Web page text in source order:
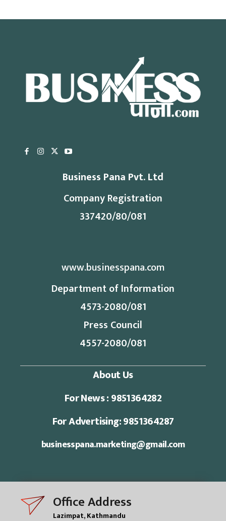
Business Pana Pvt. Ltd
Company Registration
337420/80/081
www.businesspana.com
Department of Information
4573-2080/081
Press Council
4557-2080/081
About Us
For News : 9851364282
For Advertising: 9851364287
businesspana.marketing@gmail.com
Office Address
Lazimpat, Kathmandu